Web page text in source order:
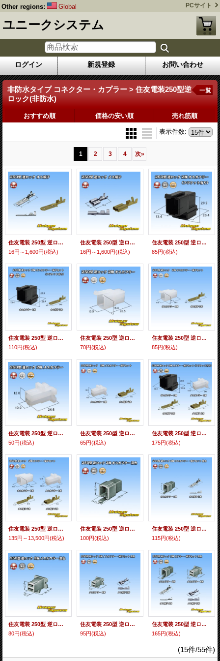
Other regions: Global PCサイト
ユニークシステム
ログイン 新規登録 お問い合わせ
非防水タイプ コネクター・カプラー > 住友電装250型逆
ロック(非防水)
一覧
おすすめ順 価格の安い順 売れ筋順
表示件数:
1 2 3 4 次»
住友電装 250型 逆ロックシリーズ用 非防水 オス端子 サイズ：M(0.5-2.0mm2)
16円～1,600円(税込)
住友電装 250型 逆ロックシリーズ用 非防水 メス端子 サイズ：M(0.5-2.0mm2)
16円～1,600円(税込)
住友電装 250型 逆ロック 非防水 2極 オスカプラー 黒色 (ブラケット有り)
85円(税込)
住友電装 250型 逆ロック 非防水 2極 オスカプラー・端子セット 黒色 (ブラケット有り)
110円(税込)
住友電装 250型 逆ロック 非防水 2極 オスカプラー (ブラケット無し)
70円(税込)
住友電装 250型 逆ロック 非防水 2極 オスカプラー・端子セット (ブラケット無し)
85円(税込)
住友電装 250型 逆ロック 非防水 2極 メスカプラー (オス側ブラケット有り・無しどちらでも使用可)
50円(税込)
住友電装 250型 逆ロック 非防水 2極 メスカプラー・端子セット (オス側ブラケット有り・無しどちらでも使用可)
65円(税込)
住友電装 250型 逆ロック 非防水 2極 カプラー・端子セット (オス側：黒色/ブラケット有り)
175円(税込)
住友電装 250型 逆ロック 非防水 2極 カプラー・端子セット (オス側ブラケット無し)
135円～13,500円(税込)
住友電装 250型 逆ロック 非防水 2極 オスカプラー 黒色
100円(税込)
住友電装 250型 逆ロック 非防水 2極 オスカプラー・端子セット 黒色
115円(税込)
住友電装 250型 逆ロック 非防水 2極 メスカプラー 黒色
80円(税込)
住友電装 250型 逆ロック 非防水 2極 メスカプラー・端子セット 黒色
95円(税込)
住友電装 250型 逆ロック 非防水 2極 カプラー・端子セット 黒色
165円(税込)
(15件/55件)